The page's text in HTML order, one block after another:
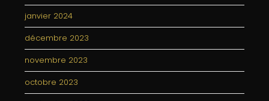
janvier 2024
décembre 2023
novembre 2023
octobre 2023